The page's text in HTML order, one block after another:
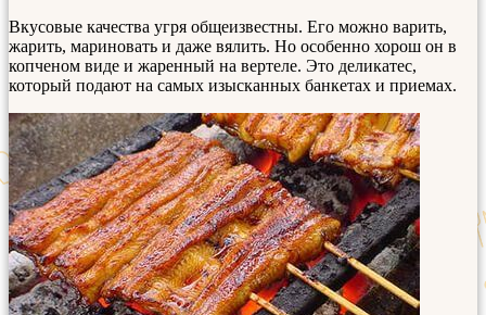
Вкусовые качества угря общеизвестны. Его можно варить,
жарить, мариновать и даже вялить. Но особенно хорош он в
копченом виде и жаренный на вертеле. Это деликатес,
который подают на самых изысканных банкетах и приемах.